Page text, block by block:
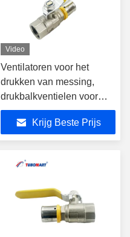
Video
Ventilatoren voor het
drukken van messing,
drukbalkventielen voor
meerlagige Pex-Al-Pex-
buizen Gesmeed proces
ISO17484 ISO9001
gasstroomregeling
Krijg Beste Prijs